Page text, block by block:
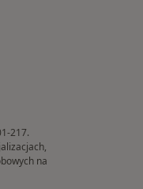
217.
na